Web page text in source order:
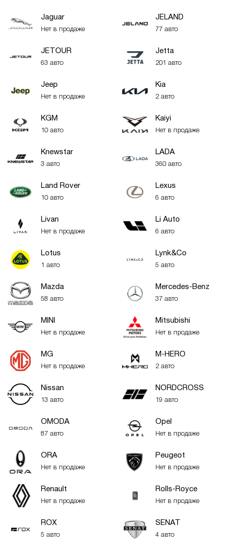
Jaguar
Нет в продаже
JELAND
77 авто
JETOUR
63 авто
Jetta
201 авто
Jeep
Нет в продаже
Kia
2 авто
KGM
10 авто
Kaiyi
Нет в продаже
Knewstar
3 авто
LADA
360 авто
Land Rover
10 авто
Lexus
6 авто
Livan
Нет в продаже
Li Auto
6 авто
Lotus
1 авто
Lynk&Co
5 авто
Mazda
58 авто
Mercedes-Benz
37 авто
MINI
Нет в продаже
Mitsubishi
Нет в продаже
MG
Нет в продаже
M-HERO
2 авто
Nissan
13 авто
NORDCROSS
19 авто
OMODA
87 авто
Opel
Нет в продаже
ORA
Нет в продаже
Peugeot
Нет в продаже
Renault
Нет в продаже
Rolls-Royce
Нет в продаже
ROX
5 авто
SENAT
4 авто